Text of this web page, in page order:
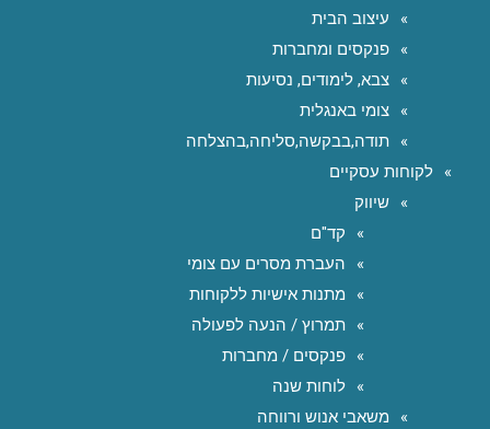
עיצוב הבית
פנקסים ומחברות
צבא, לימודים, נסיעות
צומי באנגלית
תודה,בבקשה,סליחה,בהצלחה
לקוחות עסקיים
שיווק
קד"ם
העברת מסרים עם צומי
מתנות אישיות ללקוחות
תמרוץ / הנעה לפעולה
פנקסים / מחברות
לוחות שנה
משאבי אנוש ורווחה